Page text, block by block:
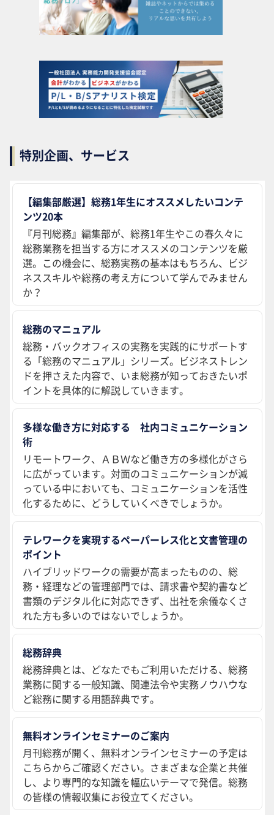
特別企画、サービス
【編集部厳選】総務1年生にオススメしたいコンテ
ンツ20本
『月刊総務』編集部が、総務1年生やこの春久々に
総務業務を担当する方にオススメのコンテンツを厳
選。この機会に、総務実務の基本はもちろん、ビジ
ネススキルや総務の考え方について学んでみません
か？
総務のマニュアル
総務・バックオフィスの実務を実践的にサポートす
る「総務のマニュアル」シリーズ。ビジネストレン
ドを押さえた内容で、いま総務が知っておきたいポ
イントを具体的に解説していきます。
多様な働き方に対応する 社内コミュニケーション
術
リモートワーク、ＡＢＷなど働き方の多様化がさら
に広がっています。対面のコミュニケーションが減
っている中においても、コミュニケーションを活性
化するために、どうしていくべきでしょうか。
テレワークを実現するペーパーレス化と文書管理の
ポイント
ハイブリッドワークの需要が高まったものの、総
務・経理などの管理部門では、請求書や契約書など
書類のデジタル化に対応できず、出社を余儀なくさ
れた方も多いのではないでしょうか。
総務辞典
総務辞典とは、どなたでもご利用いただける、総務
業務に関する一般知識、関連法令や実務ノウハウな
ど総務に関する用語辞典です。
無料オンラインセミナーのご案内
月刊総務が開く、無料オンラインセミナーの予定は
こちらからご確認ください。さまざまな企業と共催
し、より専門的な知識を幅広いテーマで発信。総務
の皆様の情報収集にお役立てください。